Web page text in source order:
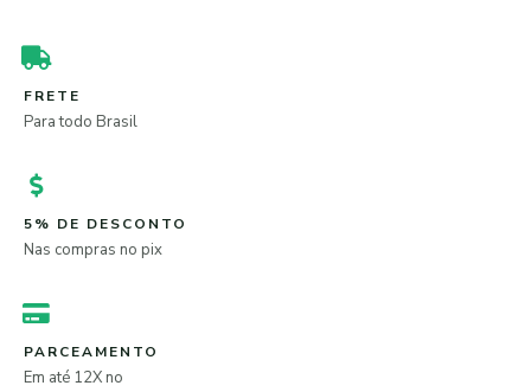
FRETE
Para todo Brasil
5% DE DESCONTO
Nas compras no pix
PARCEAMENTO
Em até 12X no